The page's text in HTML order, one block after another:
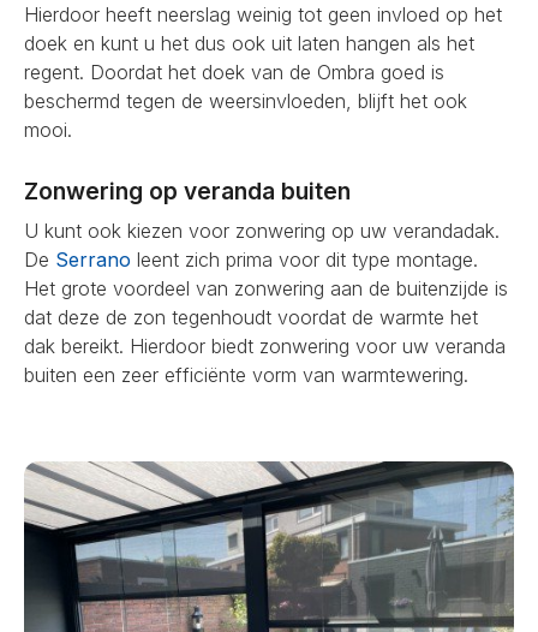
Hierdoor heeft neerslag weinig tot geen invloed op het
doek en kunt u het dus ook uit laten hangen als het
regent. Doordat het doek van de Ombra goed is
beschermd tegen de weersinvloeden, blijft het ook
mooi.
Zonwering op veranda buiten
U kunt ook kiezen voor zonwering op uw verandadak.
De Serrano leent zich prima voor dit type montage.
Het grote voordeel van zonwering aan de buitenzijde is
dat deze de zon tegenhoudt voordat de warmte het
dak bereikt. Hierdoor biedt zonwering voor uw veranda
buiten een zeer efficiënte vorm van warmtewering.